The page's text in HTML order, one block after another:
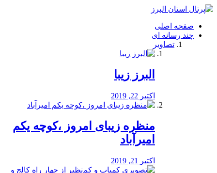
فصد
شرق
تهران
خشکشویی
صفحه اصلی
چند رسانه ای
تصاویر
البرز زیبا
اکتبر 22, 2019
منظره‌‌ زیبای امروز ،کوچه یکم
امیرآباد
اکتبر 21, 2019